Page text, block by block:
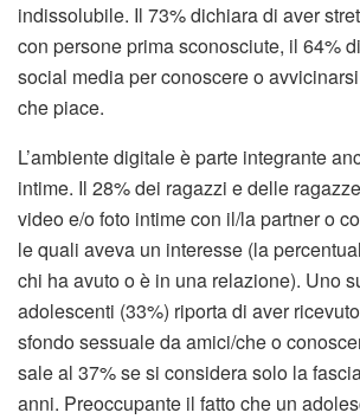
indissolubile. Il 73% dichiara di aver
con persone prima sconosciute, il 64%
social media per conoscere o
che piace.
L’ambiente digitale è parte integrante
intime. Il 28% dei ragazzi e delle
video e/o foto intime con il/la partner o
le quali aveva un interesse (la
chi ha avuto o è in una relazione). Uno
adolescenti (33%) riporta di aver
sfondo sessuale da amici/che o
sale al 37% se si considera solo la
anni. Preoccupante il fatto che un